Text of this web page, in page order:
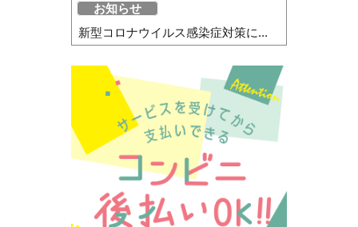
お知らせ
新型コロナウイルス感染症対策に...